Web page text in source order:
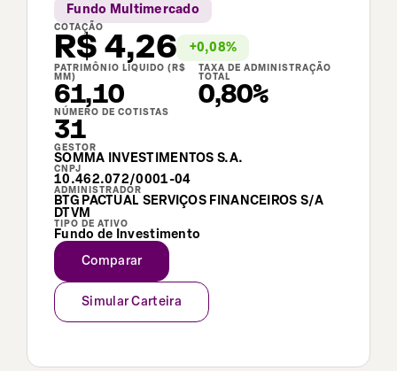
Fundo Multimercado
COTAÇÃO
R$4,26 +0,08%
PATRIMÔNIO LÍQUIDO (R$
MM)
61,10
TAXA DE ADMINISTRAÇÃO
TOTAL
0,80%
NÚMERO DE COTISTAS
31
GESTOR
SOMMA INVESTIMENTOS S.A.
CNPJ
10.462.072/0001-04
ADMINISTRADOR
BTG PACTUAL SERVIÇOS FINANCEIROS S/A
DTVM
TIPO DE ATIVO
Fundo de Investimento
Comparar
Simular Carteira